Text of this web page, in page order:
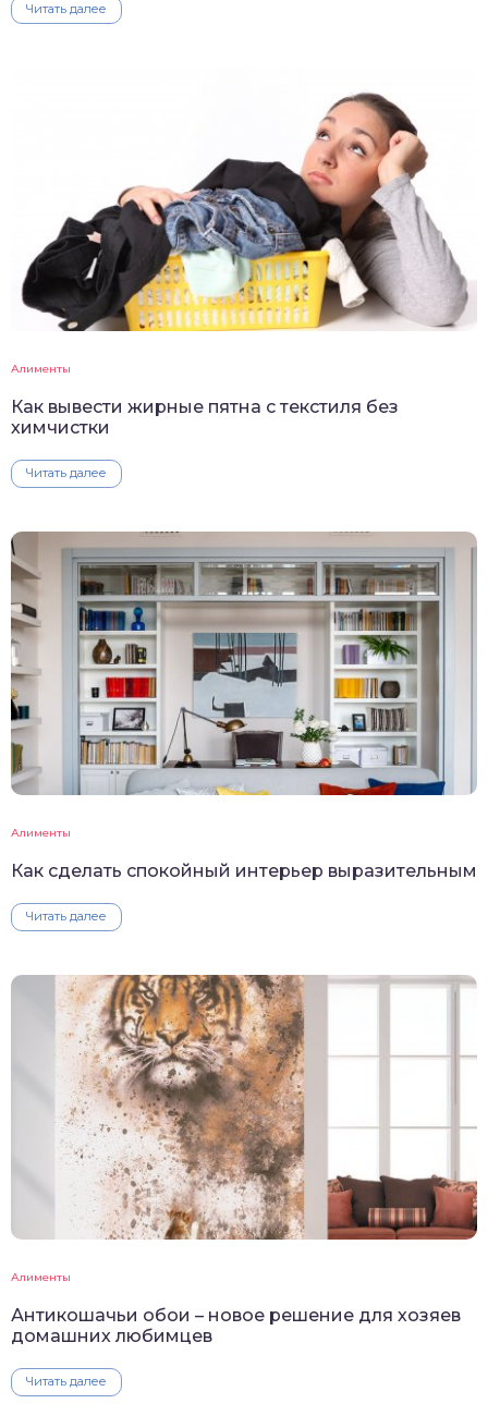
Читать далее
Алименты
Как вывести жирные пятна с текстиля без
химчистки
Читать далее
Алименты
Как сделать спокойный интерьер выразительным
Читать далее
Алименты
Антикошачьи обои – новое решение для хозяев
домашних любимцев
Читать далее